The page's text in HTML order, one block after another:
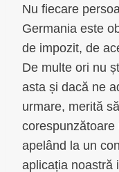
Nu fiecare
Germania este
de impozit, de
De multe ori nu
asta și dacă ne
urmare, merită
corespunzătoare
apelând la un
aplicația noastră